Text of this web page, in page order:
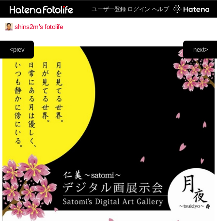
ユーザー登録 ログイン ヘルプ
shins2m's fotolife
next>
<prev